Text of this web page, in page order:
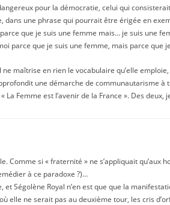
pour la démocratie, celui qui
dans une phrase qui pourrait être érigée en
que je suis une femme mais… je suis une
parce que je suis une femme, mais parce que
ne maîtrise en rien le vocabulaire qu’elle
une démarche de communautarisme à
La Femme est l’avenir de la France ». Des deux,
Comme si « fraternité » ne s’appliquait qu’aux
à ce paradoxe ?)…
Ségolène Royal n’en est que que la
elle ne serait pas au deuxième tour, les cris